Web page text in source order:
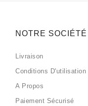
NOTRE SOCIÉTÉ
Livraison
Conditions D'utilisation
A Propos
Paiement Sécurisé